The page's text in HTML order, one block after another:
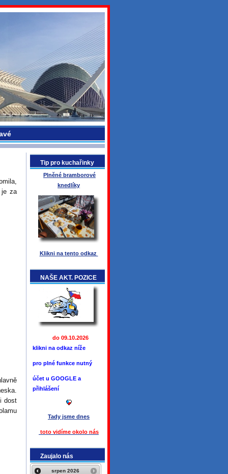
Tip pro kuchařinky
Plněné bramborové
knedlíky
Klikni na tento odkaz
NAŠE AKT. POZICE
do 09.10.2026
klikni na odkaz níže
pro plné funkce nutný
účet u GOOGLE a
přihlášení
Tady jsme dnes
toto vidíme okolo nás
Zaujalo nás
srpen 2026
je za
dost